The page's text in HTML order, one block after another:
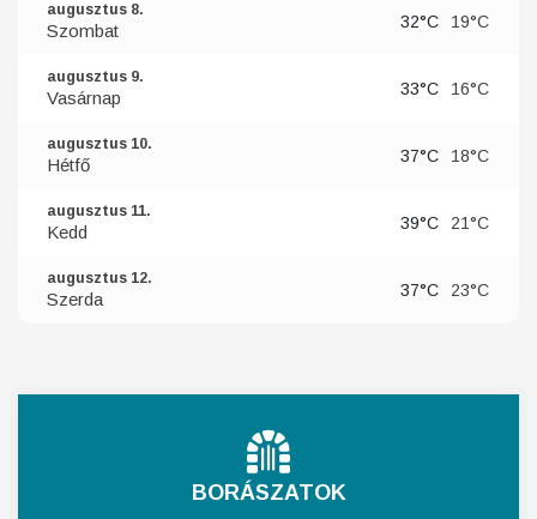
augusztus 8.
Szombat 32°C 19°C
augusztus 9.
Vasárnap 33°C 16°C
augusztus 10.
Hétfő 37°C 18°C
augusztus 11.
Kedd 39°C 21°C
augusztus 12.
Szerda 37°C 23°C
BORÁSZATOK